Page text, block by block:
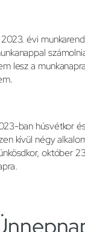
évi
lesz a
ban húsvétkor
kívül négy
október